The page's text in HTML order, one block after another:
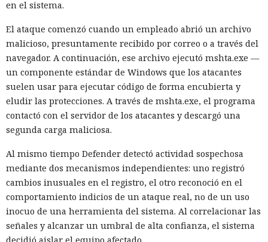
en el sistema.
El ataque comenzó cuando un empleado abrió un archivo
malicioso, presuntamente recibido por correo o a través del
navegador. A continuación, ese archivo ejecutó mshta.exe —
un componente estándar de Windows que los atacantes
suelen usar para ejecutar código de forma encubierta y
eludir las protecciones. A través de mshta.exe, el programa
contactó con el servidor de los atacantes y descargó una
segunda carga maliciosa.
Al mismo tiempo Defender detectó actividad sospechosa
mediante dos mecanismos independientes: uno registró
cambios inusuales en el registro, el otro reconoció en el
comportamiento indicios de un ataque real, no de un uso
inocuo de una herramienta del sistema. Al correlacionar las
señales y alcanzar un umbral de alta confianza, el sistema